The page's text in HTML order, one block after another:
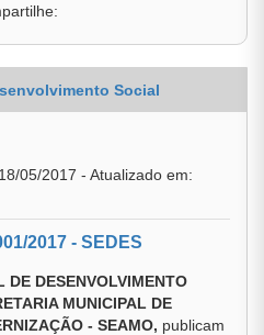
Social
05/2017 - Atualizado em:
2017 - SEDES
DE DESENVOLVIMENTO
MUNICIPAL DE
- SEAMO, publicam